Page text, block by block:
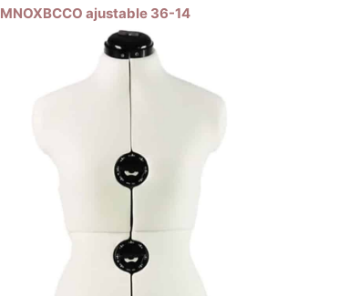
MNOXBCCO ajustable 36-14